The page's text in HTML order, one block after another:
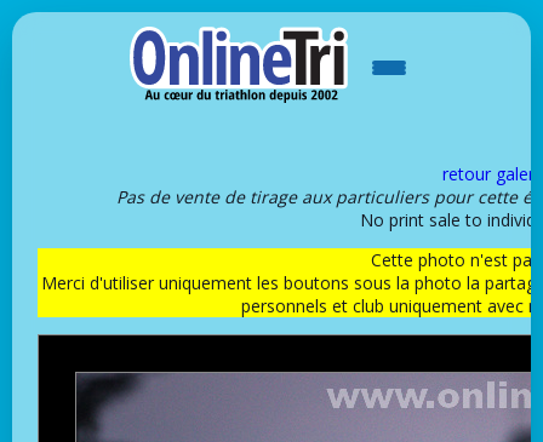
retour
Pas de vente de tirage aux particuliers pour cette
No print sale to
Cette photo n'est
Merci d'utiliser uniquement les boutons sous la photo la
personnels et club uniquement avec